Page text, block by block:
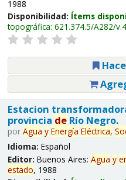
1988
Disponibilidad: Ítems
topográfica: 621.374.5/A282/v.4
Estacion
provincia deRío Negro.
por Agua y Energía Eléctrica,
Idioma: Español
Editor: Buenos Aires: Agua y
estado, 1988